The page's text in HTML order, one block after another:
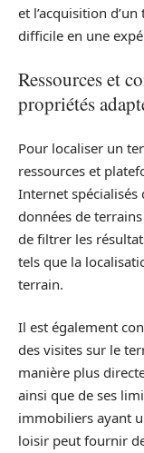
et l’acquisition
difficile en une
Ressources et
propriétés
Pour localiser un
ressources et
Internet spécialisés
données de
de filtrer les
tels que la
terrain.
Il est également
des visites sur le
manière plus
ainsi que de ses
immobiliers ayant
loisir peut fournir